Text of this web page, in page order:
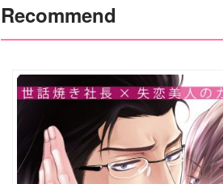
Recommend